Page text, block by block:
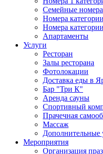
Семейные номера
Номера
Номера
Апартаменты
Услуги
Ресторан
Залы ресторана
Фотолокации
Доставка еды в
Бар "Три К"
Аренда сауны
Спортивный
Прачечная
Массаж
Дополнительные
Мероприятия
Организация